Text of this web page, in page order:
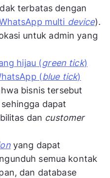
terbatas dengan
multi device).
untuk admin yang
hijau (green tick)
(blue tick)
bisnis tersebut
dapat
dan customer
yang dapat
semua kontak
dan database